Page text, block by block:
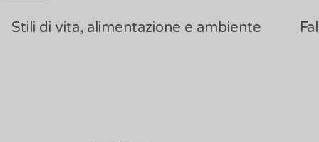
Stili di vita, alimentazione e ambiente